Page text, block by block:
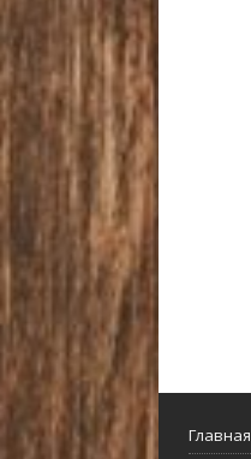
Главная